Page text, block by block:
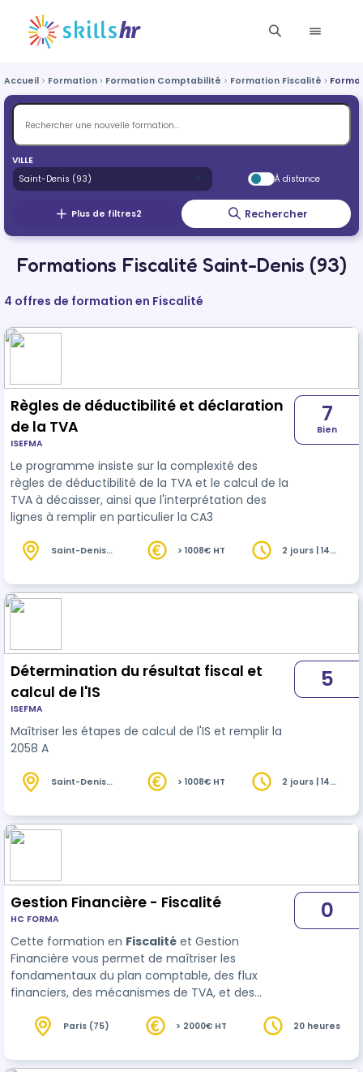
Accueil Formation Formation Comptabilité Formation Fiscalité
VILLE
À distance
Plus de filtres2 Rechercher
Formations Fiscalité Saint-Denis (93)
4 offres de formation en Fiscalité
Règles de déductibilité et déclaration
de la TVA
ISEFMA
Le programme insiste sur la complexité des
règles de déductibilité de la TVA et le calcul de la
TVA à décaisser, ainsi que l'interprétation des
lignes à remplir en particulier la CA3
7
Bien
Saint-Denis
> 1008€ HT
2 jours | 14
Détermination du résultat fiscal et
calcul de l'IS
ISEFMA
Maîtriser les étapes de calcul de l'IS et remplir la
2058 A
5
Saint-Denis
> 1008€ HT
2 jours | 14
Gestion Financière - Fiscalité
HC FORMA
Cette formation en Fiscalité et Gestion
Financière vous permet de maîtriser les
fondamentaux du plan comptable, des flux
financiers, des mécanismes de TVA, et des
de cas et des outils concrets, vous serez capable
0
Paris (75) > 2000€ HT 20 heures